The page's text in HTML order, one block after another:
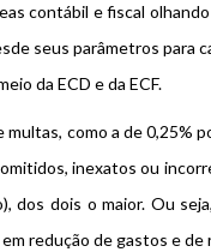
contábil e fiscal olhando
seus parâmetros para
da ECD e da ECF.
como a de 0,25%
inexatos ou
dos dois o maior. Ou
redução de gastos e de